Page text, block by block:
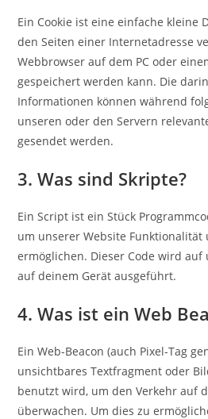
Ein Cookie ist eine einfache kleine
den Seiten einer Internetadresse
Webbrowser auf dem PC oder
gespeichert werden kann. Die
Informationen können während
unseren oder den Servern
gesendet werden.
3. Was sind Skripte?
Ein Script ist ein Stück
um unserer Website
ermöglichen. Dieser Code wird auf
auf deinem Gerät ausgeführt.
4. Was ist ein Web
Ein Web-Beacon (auch Pixel-Tag
unsichtbares Textfragment oder
benutzt wird, um den Verkehr auf
überwachen. Um dies zu